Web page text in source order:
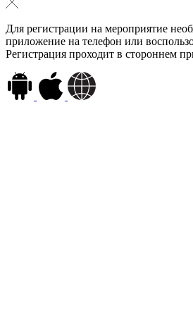
Для регистрации на мероприятие
приложение на телефон или
Регистрация проходит в стороннем